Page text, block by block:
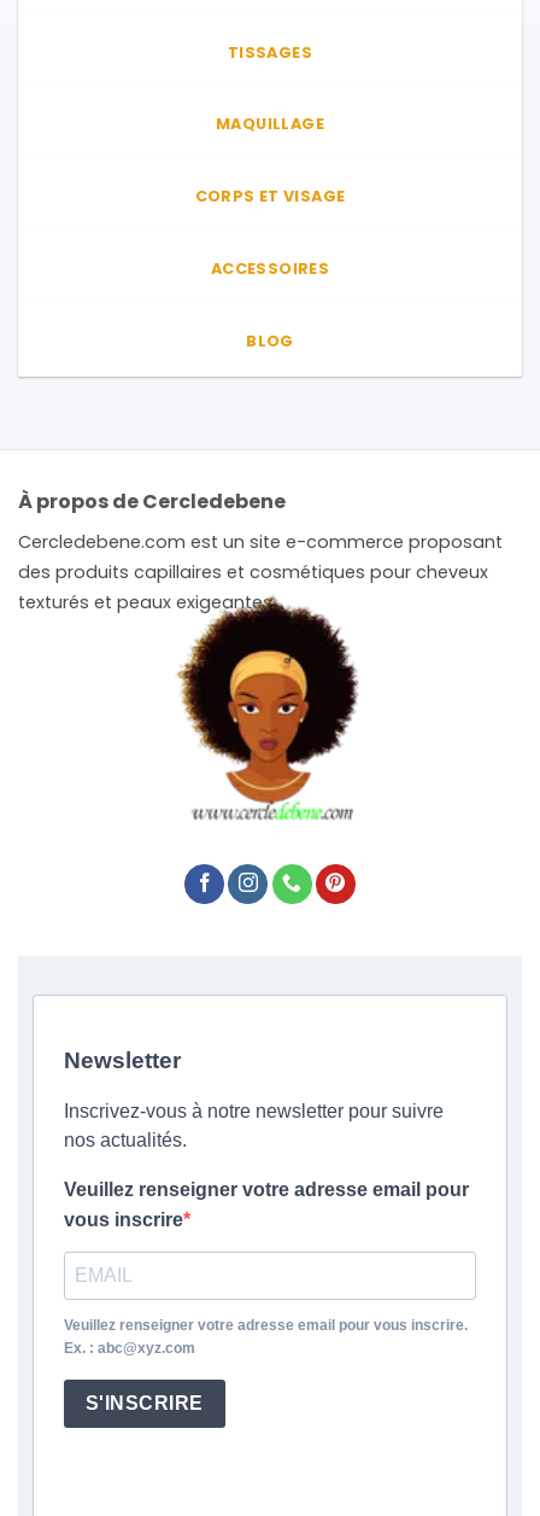
TISSAGES
MAQUILLAGE
CORPS ET VISAGE
ACCESSOIRES
BLOG
À propos de Cercledebene
Cercledebene.com est un site e-commerce proposant
des produits capillaires et cosmétiques pour cheveux
texturés et peaux exigeantes.
Newsletter
Inscrivez-vous à notre newsletter pour suivre
nos actualités.
Veuillez renseigner votre adresse email pour
vous inscrire
Veuillez renseigner votre adresse email pour vous inscrire.
Ex. : abc@xyz.com
S'INSCRIRE